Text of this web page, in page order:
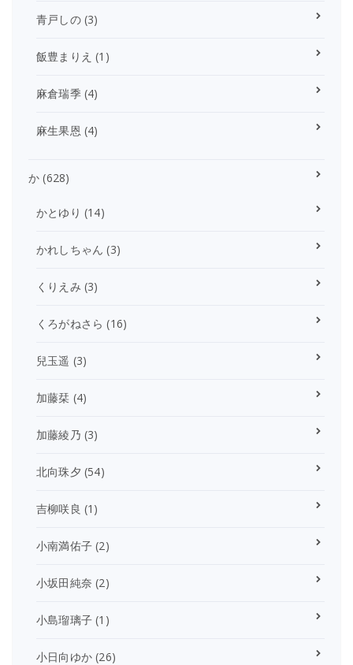
青戸しの(3)
飯豊まりえ (1)
麻倉瑞季(4)
麻生果恩 (4)
か (628)
かとゆり (14)
かれしちゃん (3)
くりえみ (3)
くろがねさら (16)
兒玉遥 (3)
加藤栞 (4)
加藤綾乃 (3)
北向珠夕 (54)
吉柳咲良 (1)
小南満佑子 (2)
小坂田純奈 (2)
小島瑠璃子 (1)
小日向ゆか (26)